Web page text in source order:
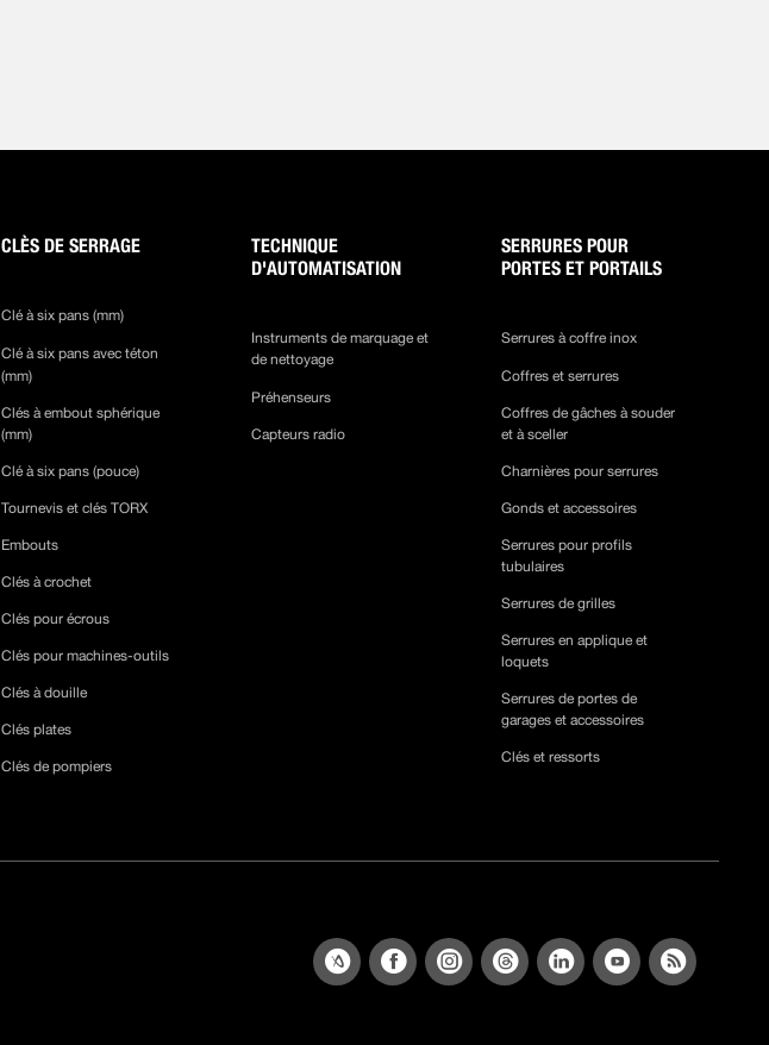
CLÈS DE SERRAGE
Clé à six pans (mm)
Clé à six pans avec téton
(mm)
Clés à embout sphérique
(mm)
Clé à six pans (pouce)
Tournevis et clés TORX
Embouts
Clés à crochet
Clés pour écrous
Clés pour machines-outils
Clés à douille
Clés plates
Clés de pompiers
TECHNIQUE
D'AUTOMATISATION
Instruments de marquage et
de nettoyage
Préhenseurs
Capteurs radio
SERRURES POUR
PORTES ET PORTAILS
Serrures à coffre inox
Coffres et serrures
Coffres de gâches à souder
et à sceller
Charnières pour serrures
Gonds et accessoires
Serrures pour profils
tubulaires
Serrures de grilles
Serrures en applique et
loquets
Serrures de portes de
garages et accessoires
Clés et ressorts